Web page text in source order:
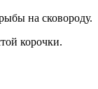
на сковороду.
корочки.